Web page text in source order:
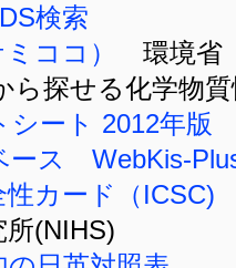
検索
ココ）
環境省
探せる化学物質
ート 2012年版
ース WebKis-
性カード（
(NIHS)